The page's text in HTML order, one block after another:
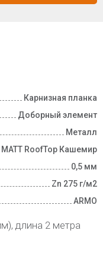
Карнизная планка
Доборный элемент
Металл
MATT RoofTop Кашемир
0,5 мм
Zn 275 г/м2
ARMO
длина 2 метра